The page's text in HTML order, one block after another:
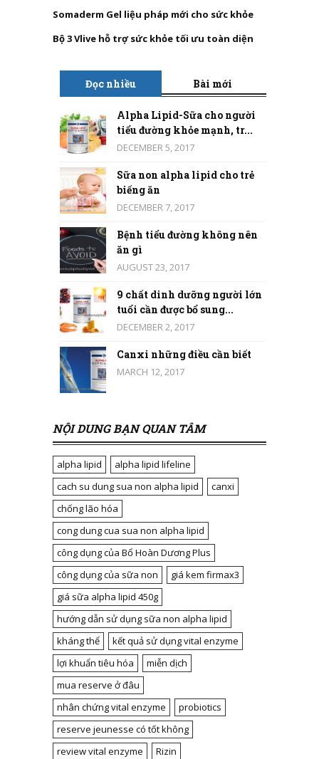
Somaderm Gel liệu pháp mới cho sức khỏe
Bộ 3 Vlive hỗ trợ sức khỏe tối ưu toàn diện
Đọc nhiều Bài mới
Alpha Lipid-Sữa cho người
tiểu đường khỏe mạnh, tr...
DECEMBER 5, 2017
Sữa non alpha lipid cho trẻ
biếng ăn
DECEMBER 7, 2017
Bệnh tiểu đường không nên
ăn gì
AUGUST 23, 2017
9 chất dinh dưỡng người lớn
tuổi cần được bổ sung...
DECEMBER 2, 2017
Canxi những điều cần biết
MARCH 12, 2017
NỘI DUNG BẠN QUAN TÂM
alpha lipid
alpha lipid lifeline
cach su dung sua non alpha lipid
canxi
chống lão hóa
cong dung cua sua non alpha lipid
công dụng của Bổ Hoàn Dương Plus
công dụng của sữa non
giá kem firmax3
giá sữa alpha lipid 450g
hướng dẫn sử dụng sữa non alpha lipid
kháng thể
kết quả sử dụng vital enzyme
lợi khuẩn tiêu hóa
miễn dịch
mua reserve ở đâu
nhân chứng vital enzyme
probiotics
reserve jeunesse có tốt không
review vital enzyme
Rizin